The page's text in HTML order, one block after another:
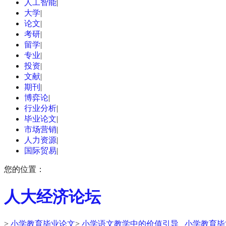
人工智能
大学|
论文|
考研|
留学|
专业|
投资|
文献|
期刊 |
博弈论|
行业分析|
毕业论文|
市场营销|
人力资源|
国际贸易|
您的位置：
人大经济论坛
> 小学教育毕业论文> 小学语文教学中的价值引导 _小学教育